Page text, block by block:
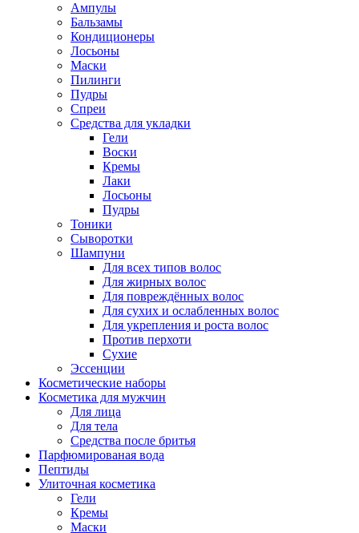
Ампулы
Бальзамы
Кондиционеры
Лосьоны
Маски
Пилинги
Пудры
Спреи
Средства для укладки
Гели
Воски
Кремы
Лаки
Лосьоны
Пудры
Тоники
Сыворотки
Шампуни
Для всех типов волос
Для жирных волос
Для повреждённых волос
Для сухих и ослабленных волос
Для укрепления и роста волос
Против перхоти
Сухие
Эссенции
Косметические наборы
Косметика для мужчин
Для лица
Для тела
Средства после бритья
Парфюмированая вода
Пептиды
Улиточная косметика
Гели
Кремы
Маски